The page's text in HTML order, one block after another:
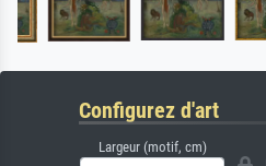
Configurez d'art
Largeur (motif, cm)